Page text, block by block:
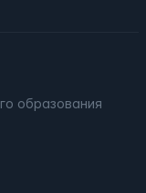
образования